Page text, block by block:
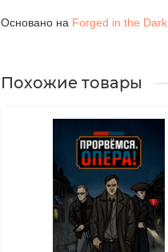
Основано на Forged in the Dark
Похожие товары